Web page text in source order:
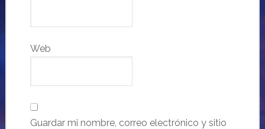
Web
Guardar mi nombre, correo electrónico y sitio